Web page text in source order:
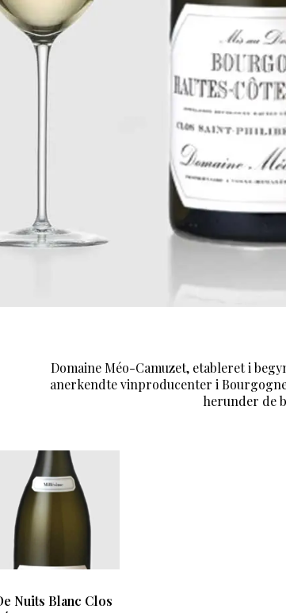
Domaine Méo-Camuzet, etableret i
anerkendte vinproducenter i
herunder de
Nuits Blanc Clos